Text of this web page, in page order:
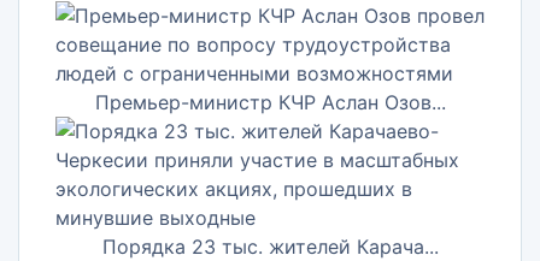
Премьер-министр КЧР Аслан Озов...
Порядка 23 тыс. жителей Карача...